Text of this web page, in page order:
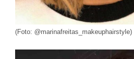
(Foto: @marinafreitas_makeuphairstyle)